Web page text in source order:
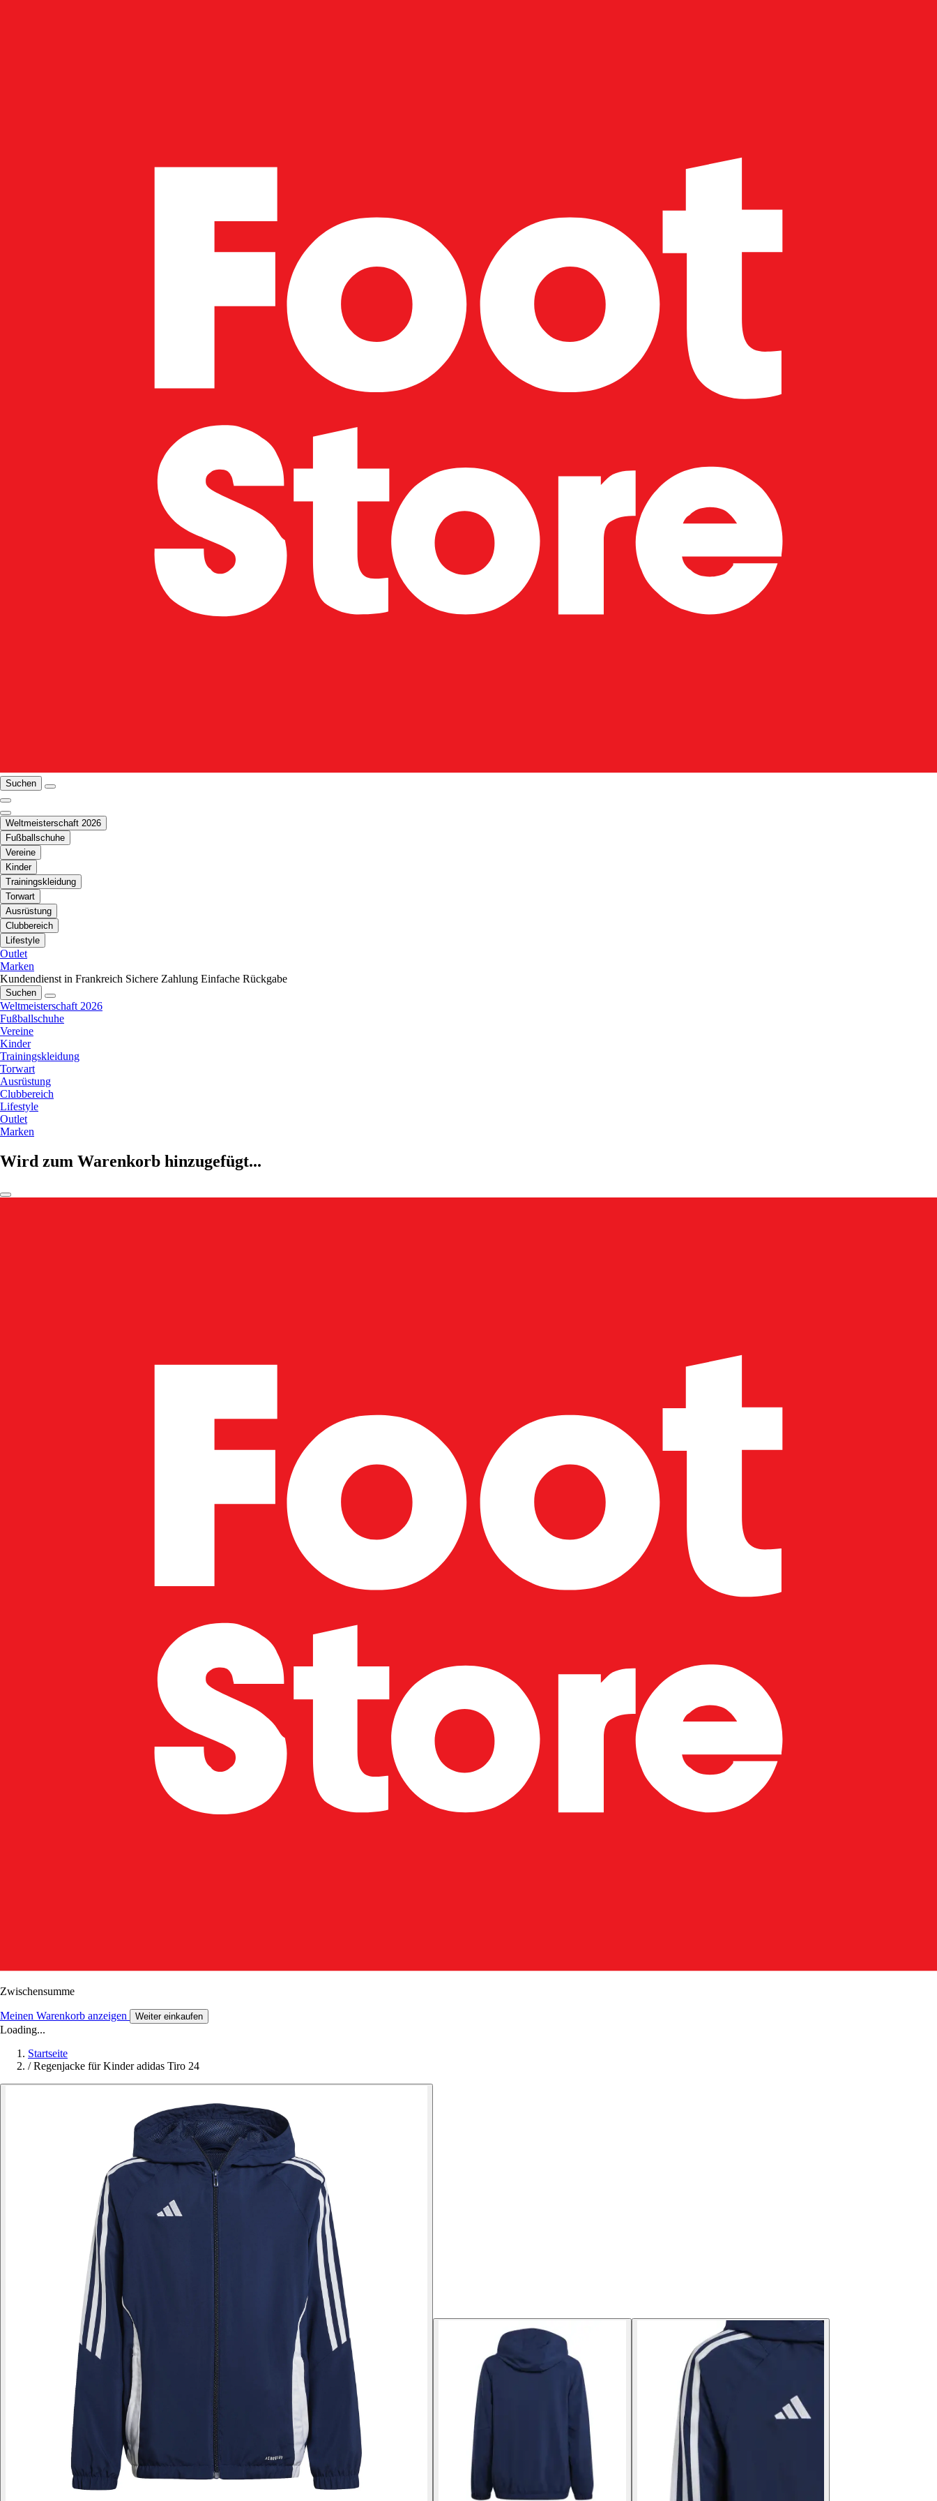
Suchen
Weltmeisterschaft 2026
Fußballschuhe
Vereine
Kinder
Trainingskleidung
Torwart
Ausrüstung
Clubbereich
Lifestyle
Outlet
Marken
Kundendienst in Frankreich Sichere Zahlung Einfache Rückgabe
Suchen
Weltmeisterschaft 2026
Fußballschuhe
Vereine
Kinder
Trainingskleidung
Torwart
Ausrüstung
Clubbereich
Lifestyle
Outlet
Marken
Wird zum Warenkorb hinzugefügt...
Zwischensumme
Meinen Warenkorb anzeigen Weiter einkaufen
Loading...
Startseite
/ Regenjacke für Kinder adidas Tiro 24